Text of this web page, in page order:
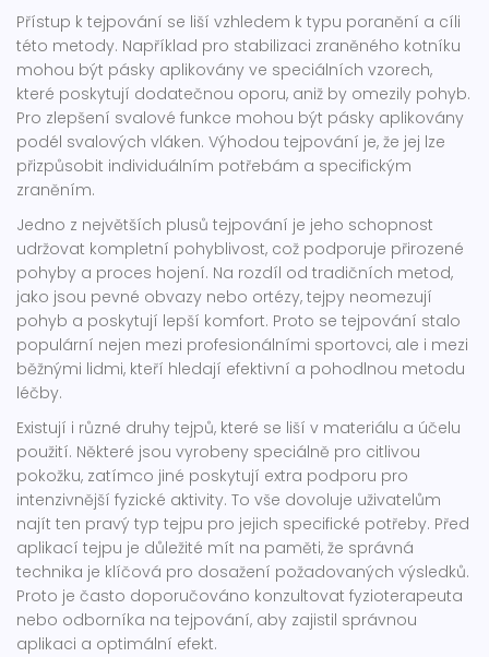
Přístup k tejpování se liší vzhledem k typu poranění a cíli
této metody. Například pro stabilizaci zraněného kotníku
mohou být pásky aplikovány ve speciálních vzorech,
které poskytují dodatečnou oporu, aniž by omezily pohyb.
Pro zlepšení svalové funkce mohou být pásky aplikovány
podél svalových vláken. Výhodou tejpování je, že jej lze
přizpůsobit individuálním potřebám a specifickým
zraněním.
Jedno z největších plusů tejpování je jeho schopnost
udržovat kompletní pohyblivost, což podporuje přirozené
pohyby a proces hojení. Na rozdíl od tradičních metod,
jako jsou pevné obvazy nebo ortézy, tejpy neomezují
pohyb a poskytují lepší komfort. Proto se tejpování stalo
populární nejen mezi profesionálními sportovci, ale i mezi
běžnými lidmi, kteří hledají efektivní a pohodlnou metodu
léčby.
Existují i různé druhy tejpů, které se liší v materiálu a účelu
použití. Některé jsou vyrobeny speciálně pro citlivou
pokožku, zatímco jiné poskytují extra podporu pro
intenzivnější fyzické aktivity. To vše dovoluje uživatelům
najít ten pravý typ tejpu pro jejich specifické potřeby. Před
aplikací tejpu je důležité mít na paměti, že správná
technika je klíčová pro dosažení požadovaných výsledků.
Proto je často doporučováno konzultovat fyzioterapeuta
nebo odborníka na tejpování, aby zajistil správnou
aplikaci a optimální efekt.